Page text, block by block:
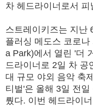
차 헤드라이너로서
스트레이키즈는 지난
플러싱 메도스 코로
a Park)에서 열린 '더
드라이너로 2일 차 공
대 규모 야외 음악 축
티벌'은 올해 3일 전
뤘다. 이번 헤드라이